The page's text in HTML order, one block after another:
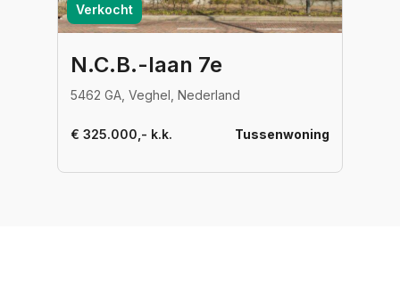
Verkocht
N.C.B.-laan 7e
5462 GA, Veghel, Nederland
€ 325.000,- k.k. Tussenwoning